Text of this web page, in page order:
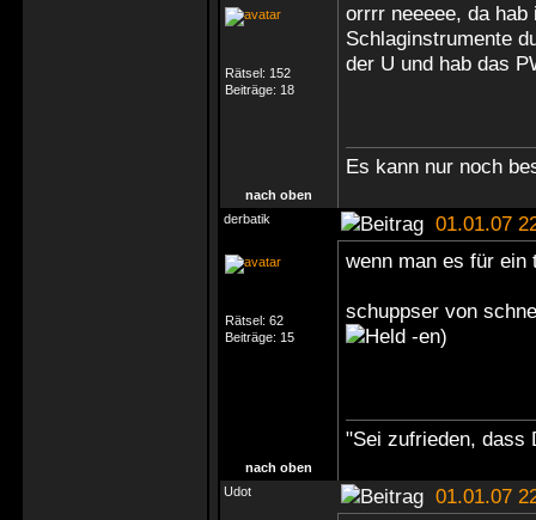
Rätsel: 152
Beiträge: 18
orrrr neeeee, da
Schlaginstrumente
der U und hab das
Es kann nur noch
nach oben
derbatik
01.01.07
Rätsel: 62
Beiträge: 15
wenn man es für
schuppser von
-en)
"Sei zufrieden, dass
nach oben
Udot
01.01.07